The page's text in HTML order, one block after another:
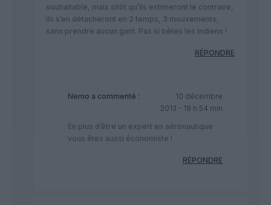
souhaitable, mais sitôt qu’ils estimeront le contraire,
ils s’en détacheront en 2 temps, 3 mouvements,
sans prendre aucun gant. Pas si bêtes les Indiens !
RÉPONDRE
Nemo a commenté :
10 décembre
2013 - 18 h 54 min
En plus d’être un expert en aéronautique
vous êtes aussi économiste !
RÉPONDRE